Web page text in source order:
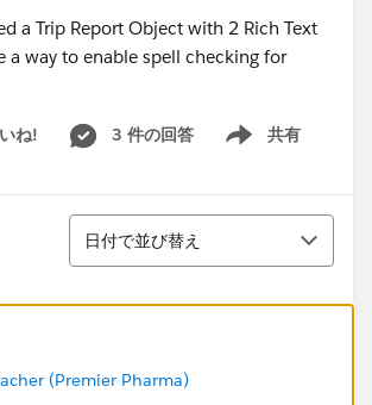
a Trip Report Object with 2 Rich Text
a way to enable spell checking for
ね! 3 件の回答 共有
Show menu
並び替え
日付で並び替え
(Premier Pharma)